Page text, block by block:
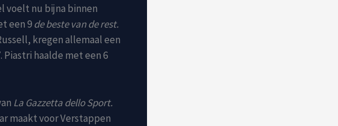
voelt nu bijna binnen
een 9de beste van de rest.
kregen allemaal een
haalde met een 6
La Gazzetta dello Sport.
maakt voor Verstappen